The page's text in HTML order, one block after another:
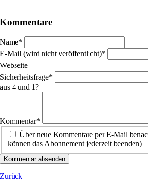
Kommentare
Pflichtfeld
Name*
Pflichtfeld
E-Mail (wird nicht veröffentlicht)*
Webseite
Pflichtfeld
Sicherheitsfrage*
aus 4 und 1?
Kommentar*
Über neue Kommentare per E-Mail
können das Abonnement jederzeit beenden)
Kommentar absenden
Zurück